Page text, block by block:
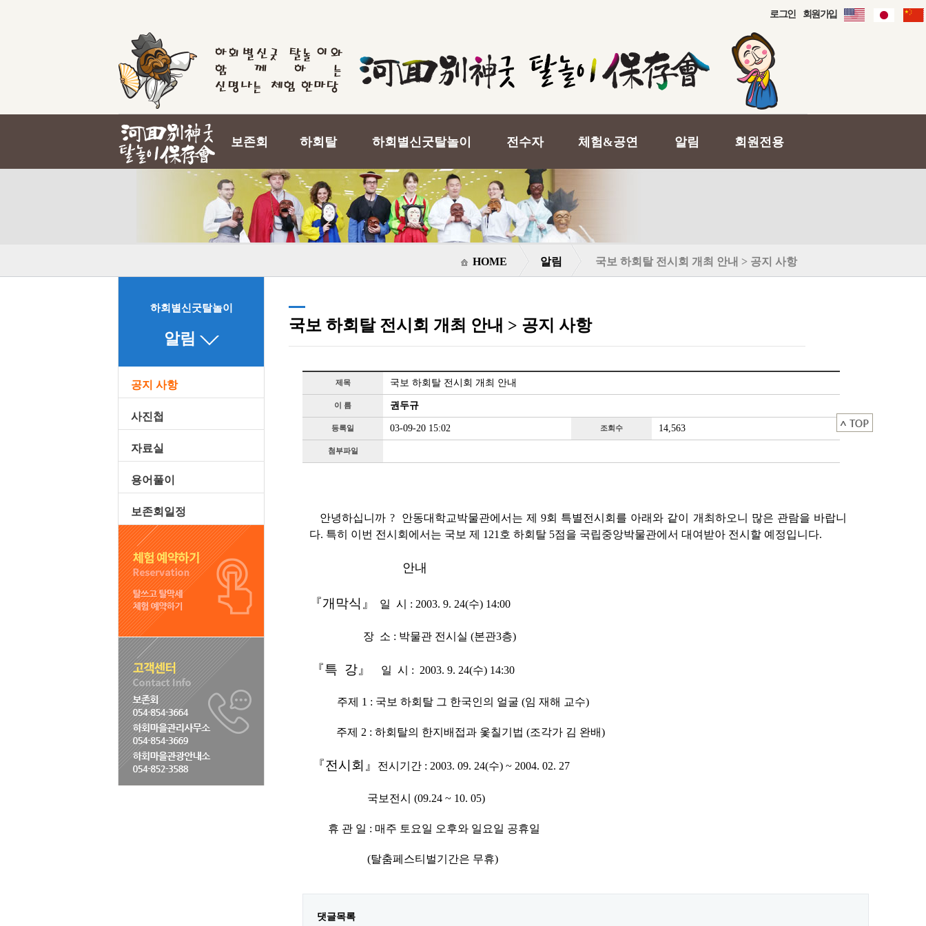
로그인 회원가입
보존회 하회탈 하회별신굿탈놀이 전수자 체험&공연 알림 회원전용
HOME 알림 국보 하회탈 전시회 개최 안내 > 공지 사항
하회별신굿탈놀이
알림
공지 사항
사진첩
자료실
용어풀이
보존회일정
국보 하회탈 전시회 개최 안내 > 공지 사항
제목 국보 하회탈 전시회 개최 안내
이 름 권두규
등록일 03-09-20 15:02 조회수 14,563
첨부파일
안녕하십니까 ? 안동대학교박물관에서는 제 9회 특별전시회를 아래와 같이 개최하오니 많은 관람을 바랍니
다. 특히 이번 전시회에서는 국보 제 121호 하회탈 5점을 국립중앙박물관에서 대여받아 전시할 예정입니다.
안내
『개막식』 일 시 : 2003. 9. 24(수) 14:00
장 소 : 박물관 전시실 (본관3층)
『특 강 』 일 시 : 2003. 9. 24(수) 14:30
주제 1 : 국보 하회탈 그 한국인의 얼굴 (임 재해 교수)
주제 2 : 하회탈의 한지배접과 옻칠기법 (조각가 김 완배)
『전시회 』 전시기간 : 2003. 09. 24(수) ~ 2004. 02. 27
국보전시 (09.24 ~ 10. 05)
휴 관 일 : 매주 토요일 오후와 일요일 공휴일
(탈춤페스티벌기간은 무휴)
댓글목록